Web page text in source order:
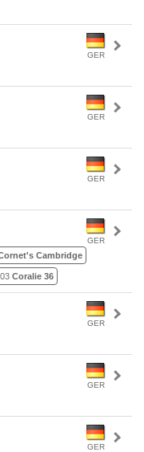
GER
GER
GER
GER
Cambridge
Coralie 36
GER
GER
GER